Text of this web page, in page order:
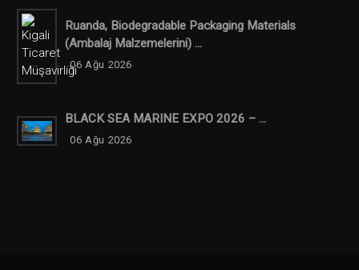
Ruanda, Biodegradable Packaging Materials
(ambalaj Malzemelerini) ...
06 Ağu 2026
BLACK SEA MARINE EXPO 2026 – ...
06 Ağu 2026